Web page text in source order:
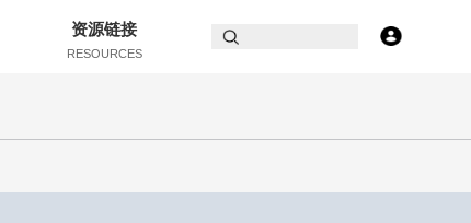
资源链接
RESOURCES